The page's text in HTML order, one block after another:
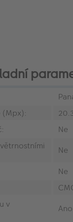
(Mpx):
Ne
Ne
Ne
v
Ano